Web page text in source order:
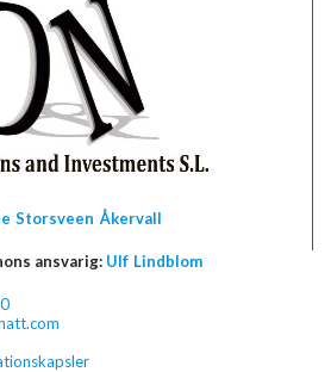
Storsveen Åkervall
ansvarig: Ulf Lindblom